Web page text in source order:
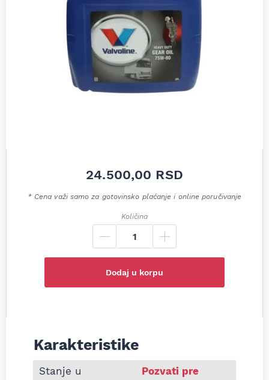
24.500,00 RSD
* Cena važi samo za gotovinsko plaćanje i online poručivanje
Količina
Dodaj u korpu
Informacije o Ulje za menjač Valvoline HD Gear
Karakteristike
Stanje u
Pozvati pre